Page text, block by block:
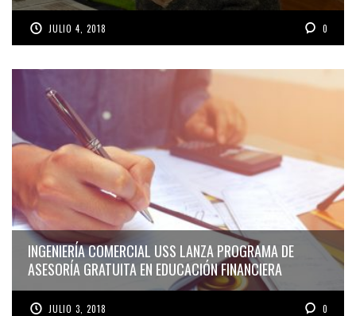
JULIO 4, 2018 0
INGENIERÍA COMERCIAL USS LANZA PROGRAMA DE
ASESORÍA GRATUITA EN EDUCACIÓN FINANCIERA
JULIO 3, 2018 0